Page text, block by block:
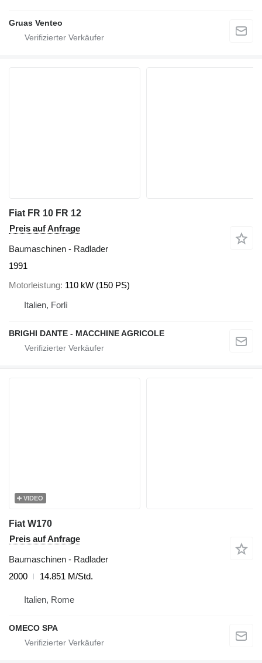
Gruas Venteo
Fiat FR 10 FR 12
Preis auf Anfrage
Baumaschinen - Radlader
1991
Motorleistung 110 kW (150 PS)
Italien, Forlì
BRIGHI DANTE - MACCHINE AGRICOLE
VIDEO
Fiat W170
Preis auf Anfrage
Baumaschinen - Radlader
2000
14.851 M/Std.
Italien, Rome
OMECO SPA